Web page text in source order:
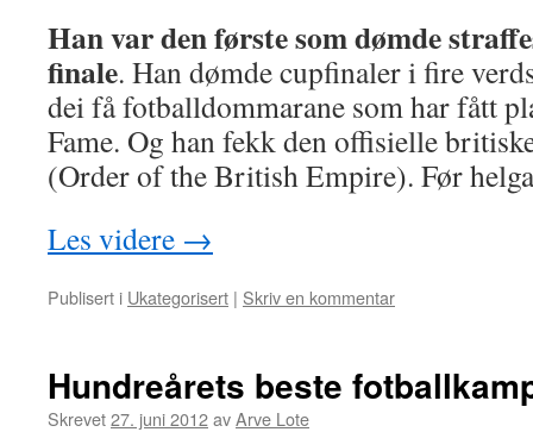
Han var den første som dømde
finale. Han dømde cupfinaler i fire
dei få fotballdommarane som har fått
Fame. Og han fekk den offisielle
(Order of the British Empire). Før
Les videre →
Publisert i Ukategorisert | Skriv en kommentar
Hundreårets beste
Skrevet27. juni 2012avArve Lote